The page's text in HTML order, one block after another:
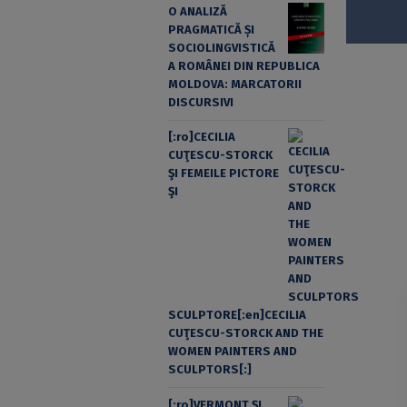
O ANALIZĂ
PRAGMATICĂ ȘI
SOCIOLINGVISTICĂ
A ROMÂNEI DIN REPUBLICA
MOLDOVA: MARCATORII
DISCURSIVI
[:ro]CECILIA
CUŢESCU-STORCK
ŞI FEMEILE PICTORE
ŞI
SCULPTORE[:en]CECILIA
CUŢESCU-STORCK AND THE
WOMEN PAINTERS AND
SCULPTORS[:]